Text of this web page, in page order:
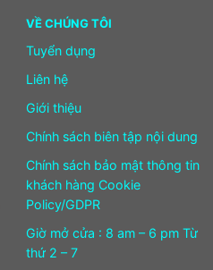
VỀ CHÚNG TÔI
Tuyển dụng
Liên hệ
Giới thiệu
Chính sách biên tập nội dung
Chính sách bảo mật thông tin
khách hàng Cookie
Policy/GDPR
Giờ mở cửa : 8 am – 6 pm Từ
thứ 2 – 7